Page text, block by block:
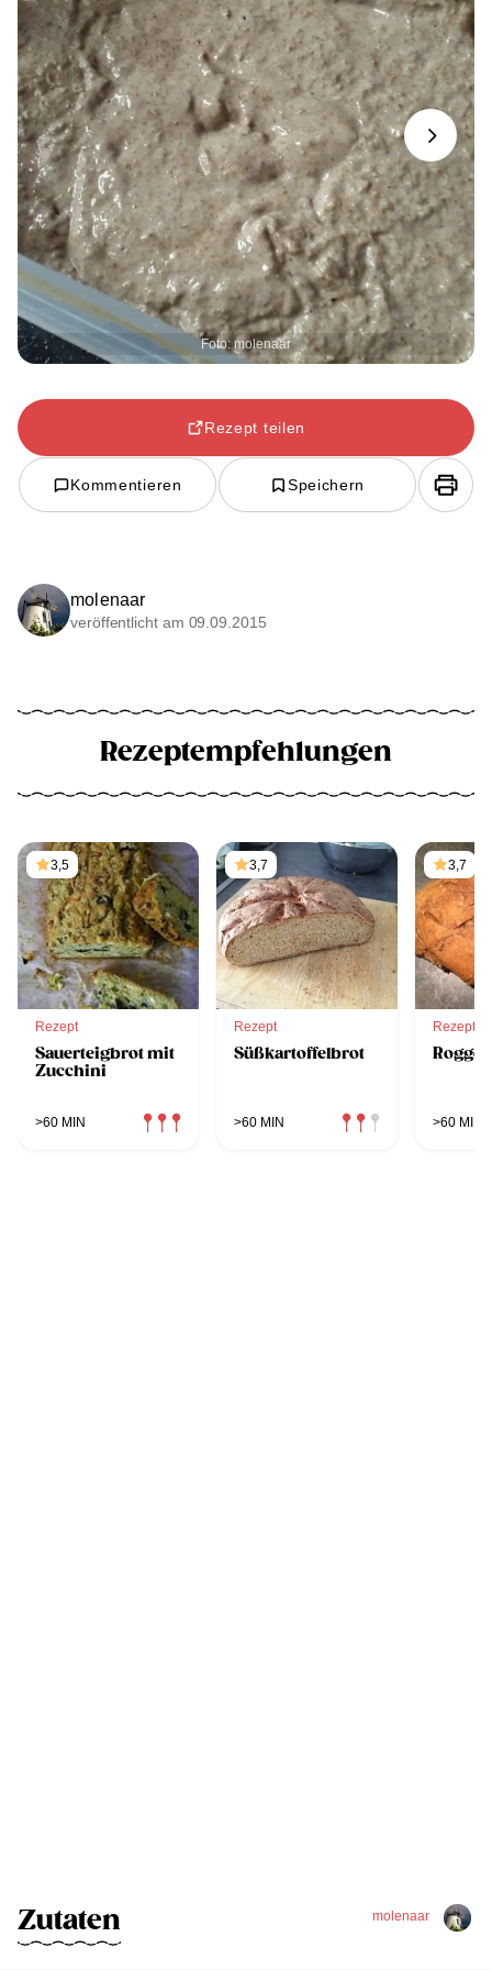
Foto: molenaar
Next
Rezept teilen
Kommentieren Speichern
molenaar
veröffentlicht am 09.09.2015
Rezeptempfehlungen
3,5
Rezept
Sauerteigbrot mit
Zucchini
>60 MIN
3,7
Rezept
Süßkartoffelbrot
>60 MIN
3,7
Rezept
>60 MIN
molenaar
Zutaten